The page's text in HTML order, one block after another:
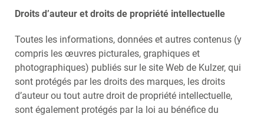
Droits d’auteur et droits de propriété intellectuelle
Toutes les informations, données et autres contenus (y
compris les œuvres picturales, graphiques et
photographiques) publiés sur le site Web de Kulzer, qui
sont protégés par les droits des marques, les droits
d’auteur ou tout autre droit de propriété intellectuelle,
sont également protégés par la loi au bénéfice du